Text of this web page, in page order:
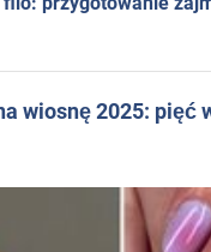
wiosnę 2025: pięć